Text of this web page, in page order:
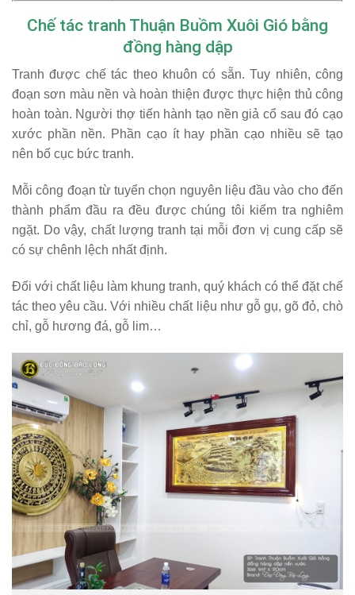
Chế tác tranh Thuận Buồm Xuôi Gió bằng
đồng hàng dập
Tranh được chế tác theo khuôn có sẵn. Tuy nhiên, công
đoạn sơn màu nền và hoàn thiện được thực hiện thủ công
hoàn toàn. Người thợ tiến hành tạo nền giả cổ sau đó cạo
xước phần nền. Phần cạo ít hay phần cạo nhiều sẽ tạo
nên bố cục bức tranh.
Mỗi công đoạn từ tuyển chọn nguyên liệu đầu vào cho đến
thành phẩm đầu ra đều được chúng tôi kiểm tra nghiêm
ngặt. Do vậy, chất lượng tranh tại mỗi đơn vị cung cấp sẽ
có sự chênh lệch nhất định.
Đối với chất liệu làm khung tranh, quý khách có thể đặt chế
tác theo yêu cầu. Với nhiều chất liệu như gỗ gụ, gõ đỏ, chò
chỉ, gỗ hương đá, gỗ lim…